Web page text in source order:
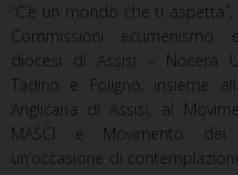
“C’è un mondo che ti
Commissioni
diocesi di Assisi – Nocera
Tadino e Foligno, insieme
Anglicana di Assisi, al
MASCI e Movimento dei
un’occasione di